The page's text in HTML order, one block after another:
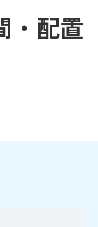
・配置